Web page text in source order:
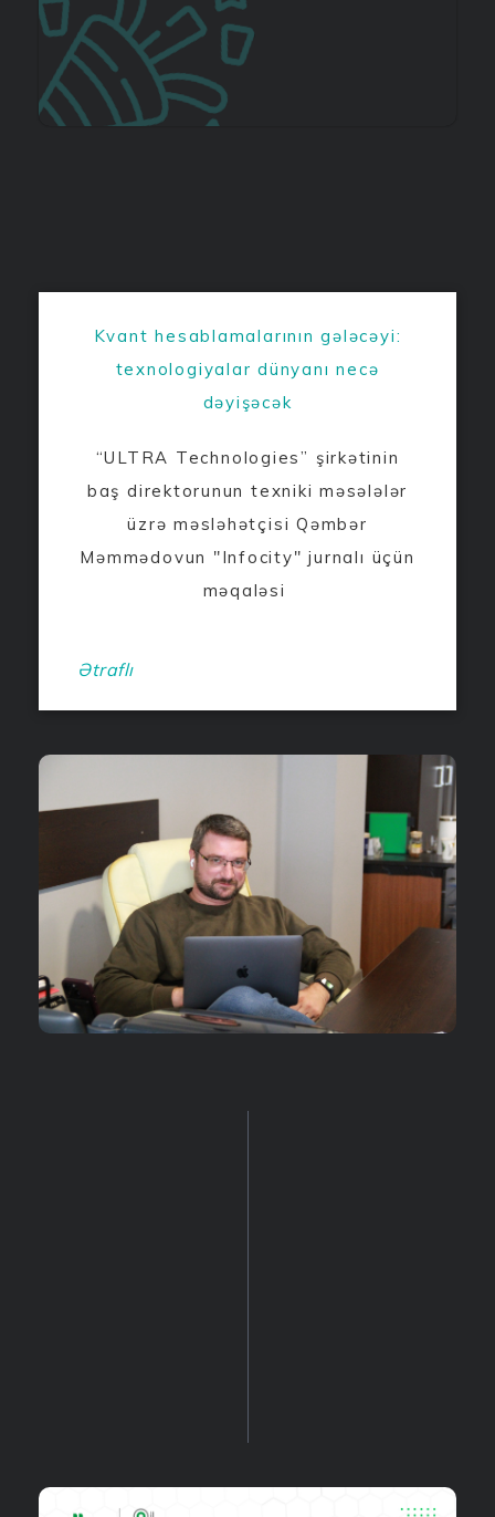
Kvant hesablamalarının gələcəyi:
texnologiyalar dünyanı necə
dəyişəcək
“ULTRA Technologies” şirkətinin
baş direktorunun texniki məsələlər
üzrə məsləhətçisi Qəmbər
Məmmədovun "Infocity" jurnalı üçün
məqaləsi
Ətraflı